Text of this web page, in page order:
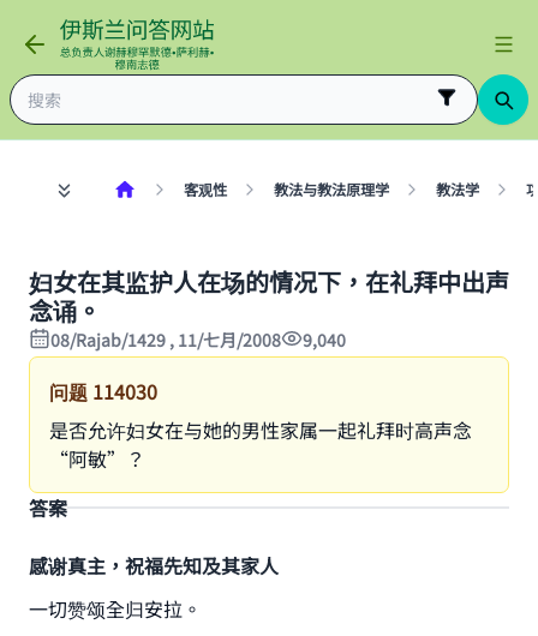
客观性 教法与教法原理学 教法学
妇女在其监护人在场的情况下，在礼拜中出声
念诵。
08/Rajab/1429 , 11/七月/2008 9,040
问题 114030
是否允许妇女在与她的男性家属一起礼拜时高声念
“阿敏”？
答案
感谢真主，祝福先知及其家人
一切赞颂全归安拉。